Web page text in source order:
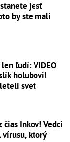
jesť
by ste mali
ľudí: VIDEO
holubovi!
svet
čias Inkov! Vedci
vírusu, ktorý